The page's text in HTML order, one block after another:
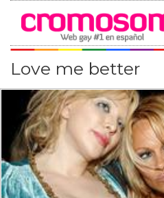
Love me better